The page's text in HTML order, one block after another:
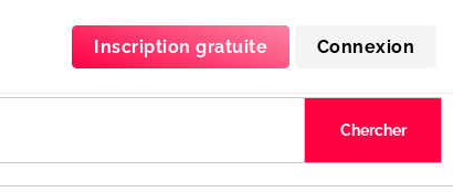
Inscription gratuite Connexion